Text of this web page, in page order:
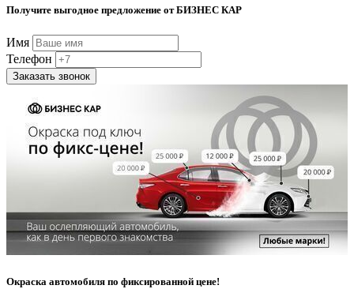
Получите выгодное предложение от БИЗНЕС КАР
Имя
Телефон
Заказать звонок
Окраска автомобиля по фиксированной цене!